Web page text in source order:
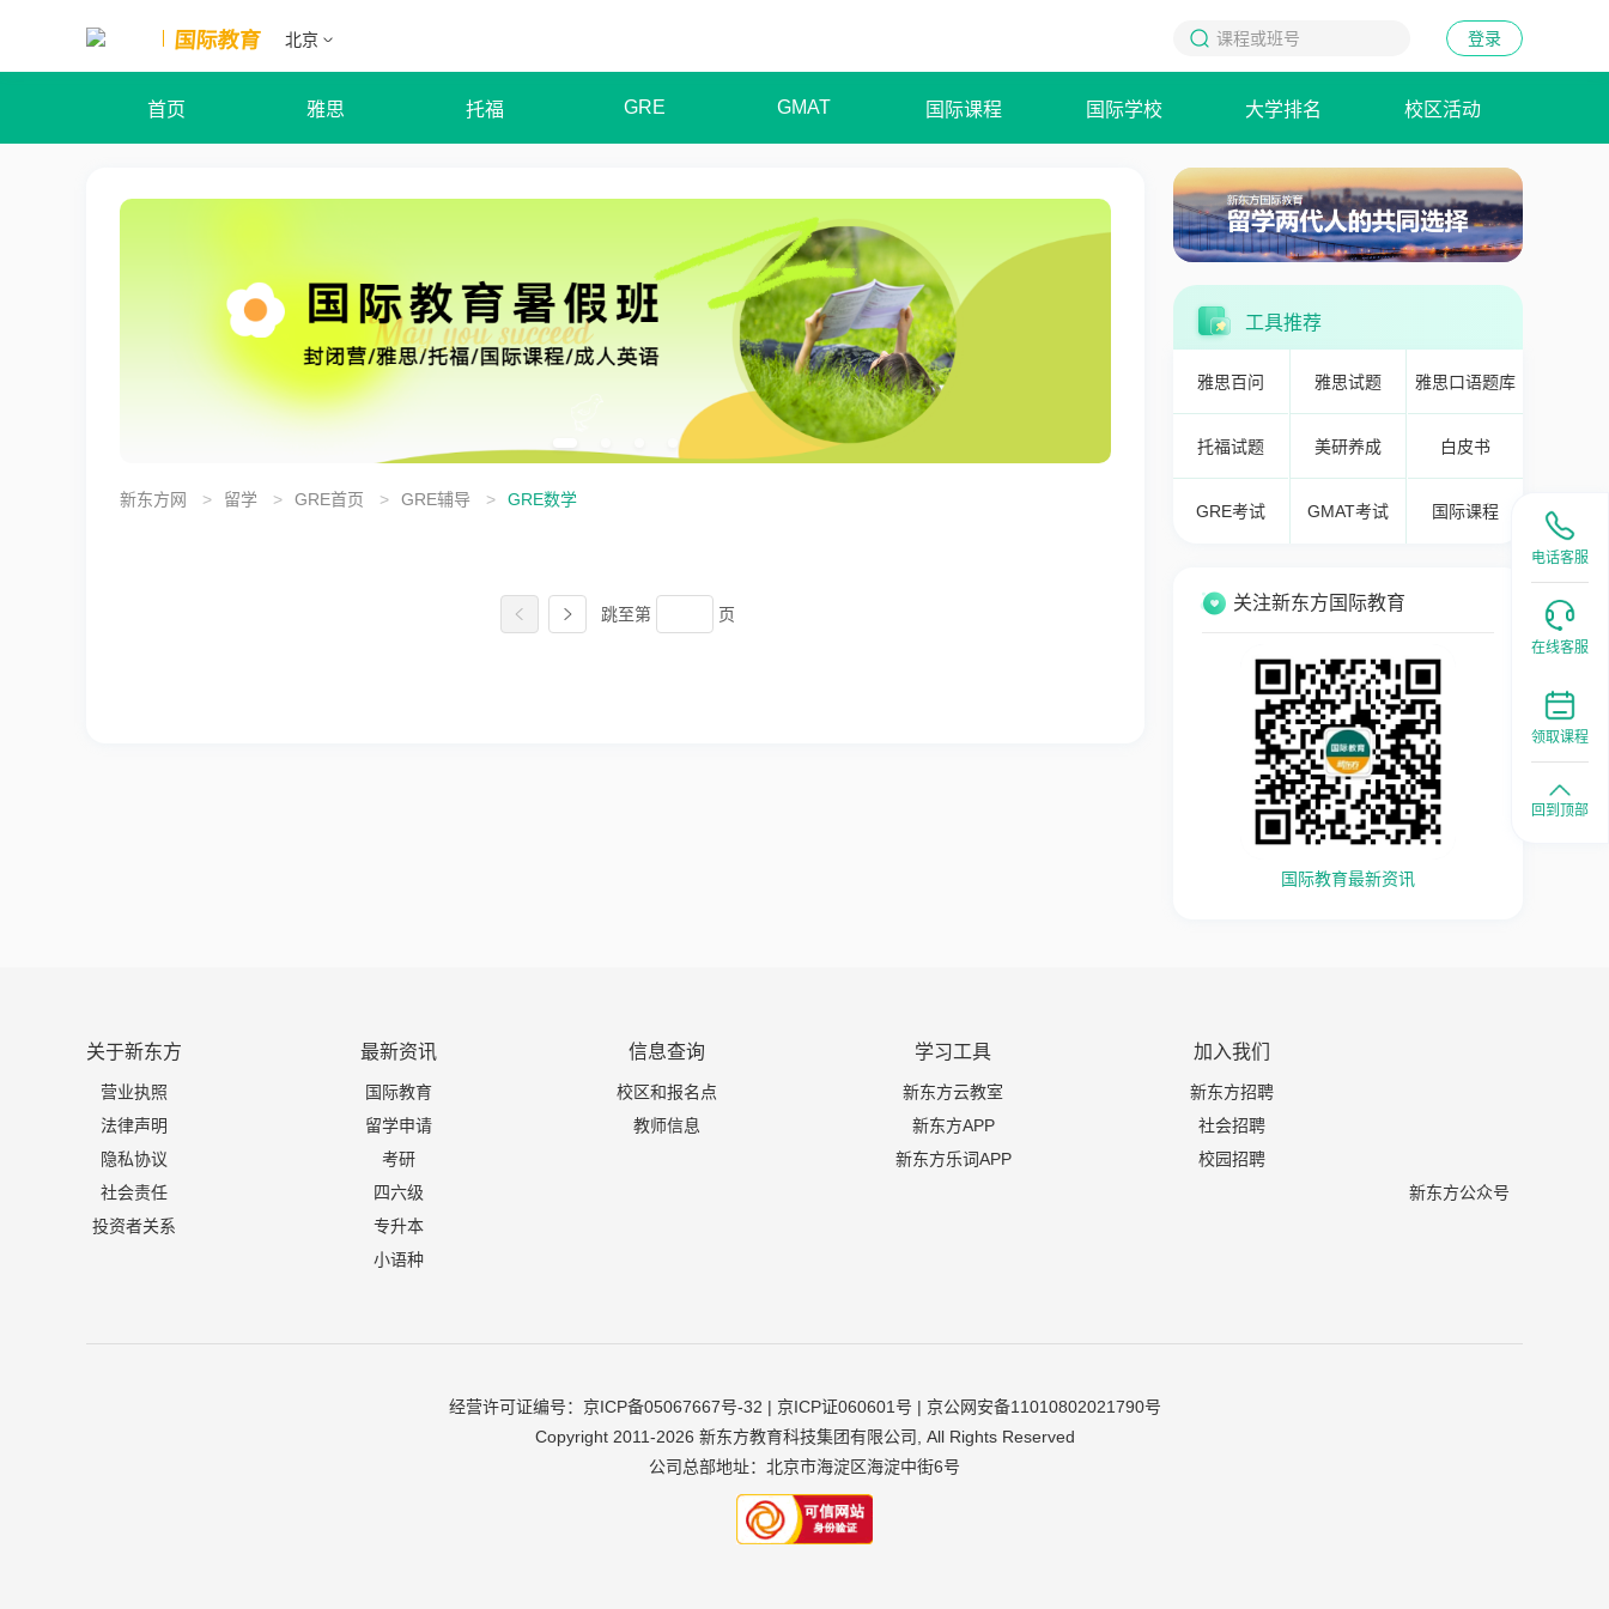
国际教育 北京 登录
首页 雅思 托福 GRE GMAT 国际课程 国际学校 大学排名 校区活动
新东方网 > 留学 > GRE首页 > GRE辅导 > GRE数学
跳至第 页
工具推荐
雅思百问 雅思试题 雅思口语题库
托福试题 美研养成 白皮书
GRE考试 GMAT考试 国际课程
关注新东方国际教育
国际教育最新资讯
关于新东方
营业执照
法律声明
隐私协议
社会责任
投资者关系
最新资讯
国际教育
留学申请
考研
四六级
专升本
小语种
信息查询
校区和报名点
教师信息
学习工具
新东方云教室
新东方APP
新东方乐词APP
加入我们
新东方招聘
社会招聘
校园招聘
新东方公众号
经营许可证编号： 京ICP备05067667号-32 | 京ICP证060601号 | 京公网安备11010802021790号
Copyright 2011-2026 新东方教育科技集团有限公司, All Rights Reserved
公司总部地址：北京市海淀区海淀中街6号
电话客服
在线客服
领取课程
回到顶部